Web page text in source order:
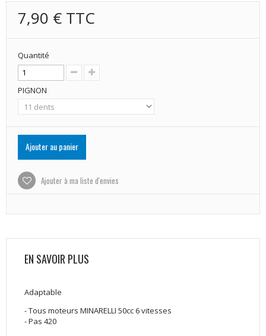
7,90 € TTC
Quantité
PIGNON
Ajouter au panier
Ajouter à ma liste d'envies
EN SAVOIR PLUS
Adaptable
- Tous moteurs MINARELLI 50cc 6 vitesses
- Pas 420